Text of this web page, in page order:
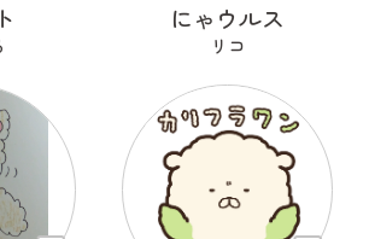
にゃウルス
リコ